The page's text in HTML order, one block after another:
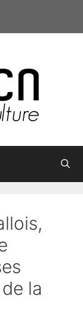
la